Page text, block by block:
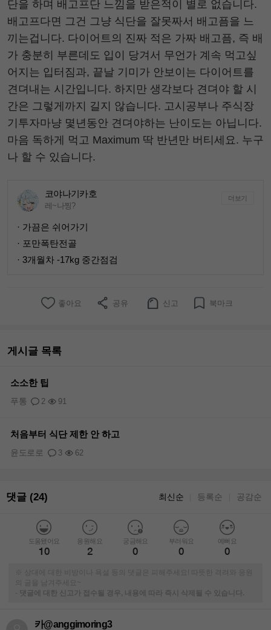
단을 하며 배고프단 느낌을 받은적이 별로 없습니다.
배고프다면 그건 그냥 식단을 잘못짜서 배고픔을 느
끼는겁니다. 다이어트의 진짜 적은 가짜 배고픔, 즉 배
가 충분히 부른데도 입이 당겨서 무언가 계속 먹고싶
어지는 입터짐과, 끝날 기미가 안보이는 다이어트를
견뎌내는 시간입니다. 하지만 생각보다 견뎌야 할 시
간은 그렇게까지 길지 않습니다. 고시공부나 주식장
기투자마냥 몇년동안 견뎌야하는 난이도는 아닙니다.
마음 독하게 먹고 Maximum 딱 반년만 버티세요. 누구
나 할 수 있습니다.
코야나기카호
레~나찡?
더보기
· 가끔은 쉬어가기
· 포만폭탄전골
· 3개월차 -17kg 중간점검
좋아요 공유 신고 북마크
게시글 목록
소소한 팁
2 91
푸통
처음부터 식단 제한 안 하고
3 62
윤도로로
댓글 (24) 최신순 등록순 공감순
도움됐어요
10
응원해요
2
궁금해요
0
부러워요
0
예뻐요
0
※ 상대에 대한 비방이나 욕설 등의 댓글은 피해주세요! 따뜻한 격려와 응원
의 글을 남겨주세요~
-
댓글에 대한 신고가 접수될 경우, 내용에 따라 즉시 삭제될 수 있습니다.
카@anggimoring3